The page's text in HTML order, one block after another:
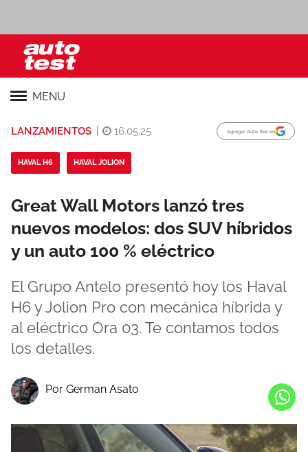
MENU
LANZAMIENTOS 16.05.25 Agregar Auto Test en
HAVAL H6 HAVAL JOLION
Great Wall Motors lanzó tres
nuevos modelos: dos SUV híbridos
y un auto 100 % eléctrico
El Grupo Antelo presentó hoy los Haval
H6 y Jolion Pro con mecánica híbrida y
al eléctrico Ora 03. Te contamos todos
los detalles.
Por German Asato